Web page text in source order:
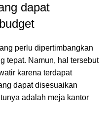
dapat
perlu dipertimbangkan
tepat. Namun, hal tersebut
karena terdapat
dapat disesuaikan
adalah meja kantor